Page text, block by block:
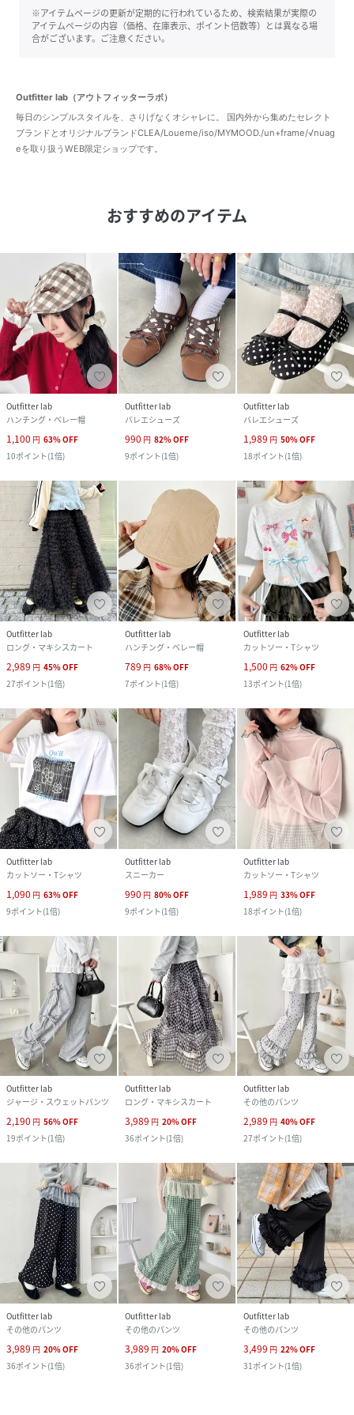
※アイテムページの更新が定期的に行われているため、検索結果が実際の
アイテムページの内容（価格、在庫表示、ポイント倍数等）とは異なる場
合がございます。ご注意ください。
Outfitter lab（アウトフィッターラボ）
毎日のシンプルスタイルを、さりげなくオシャレに。 国内外から集めたセレクト
ブランドとオリジナルブランドCLEA/Loueme/iso/MYMOOD./un+frame/√nuag
eを取り扱うWEB限定ショップです。
おすすめのアイテム
Outfitter lab
ハンチング・ベレー帽
1,100 円 63%OFF
10ポイント(1倍)
Outfitter lab
バレエシューズ
990 円 82%OFF
9ポイント(1倍)
Outfitter lab
バレエシューズ
1,989 円 50%OFF
18ポイント(1倍)
Outfitter lab
ロング・マキシスカート
2,989 円 45%OFF
27ポイント(1倍)
Outfitter lab
ハンチング・ベレー帽
789 円 68%OFF
7ポイント(1倍)
Outfitter lab
カットソー・Tシャツ
1,500 円 62%OFF
13ポイント(1倍)
Outfitter lab
カットソー・Tシャツ
1,090 円 63%OFF
9ポイント(1倍)
Outfitter lab
スニーカー
990 円 80%OFF
9ポイント(1倍)
Outfitter lab
カットソー・Tシャツ
1,989 円 33%OFF
18ポイント(1倍)
Outfitter lab
ジャージ・スウェットパンツ
2,190 円 56%OFF
19ポイント(1倍)
Outfitter lab
ロング・マキシスカート
3,989 円 20%OFF
36ポイント(1倍)
Outfitter lab
その他のパンツ
2,989 円 40%OFF
27ポイント(1倍)
Outfitter lab
その他のパンツ
3,989 円 20%OFF
36ポイント(1倍)
Outfitter lab
その他のパンツ
3,989 円 20%OFF
36ポイント(1倍)
Outfitter lab
その他のパンツ
3,499 円 22%OFF
31ポイント(1倍)